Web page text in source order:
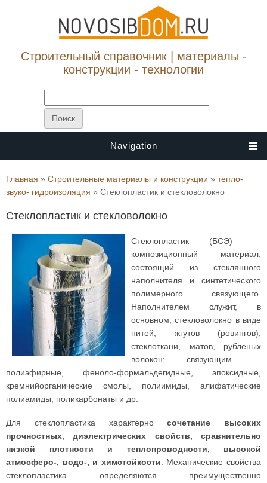
Строительный справочник | материалы -
конструкции - технологии
Navigation
Вы здесь
Главная » Строительные материалы и конструкции » тепло-
звуко- гидроизоляция » Стеклопластик и стекловолокно
Стеклопластик и стекловолокно
Стеклопластик (БСЭ) —
композиционный материал,
состоящий из стеклянного
наполнителя и синтетического
полимерного связующего.
Наполнителем служит, в
основном, стекловолокно в виде
нитей, жгутов (ровингов),
стеклоткани, матов, рубленых
волокон; связующим —
полиэфирные, феноло-формальдегидные, эпоксидные,
кремнийорганические смолы, полиимиды, алифатические
полиамиды, поликарбонаты и др.
Для стеклопластика характерносочетание высоких
прочностных, диэлектрических свойств, сравнительно
низкой плотности и теплопроводности, высокой
атмосферо-, водо-, и химстойкости . Механические свойства
стеклопластика определяются преимущественно